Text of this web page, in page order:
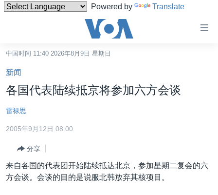
Powered by Translate
碍
链
接
转
内
转
到
台湾
港澳
国际
最新国际新闻
分类新闻
中国时间 11:40 2026年8月9日 星期日
新闻
各国代表陆续抵京将参加六方会谈
雷禄思
2005年9月12日 08:00
分享
来自各国的代表团开始陆续抵达北京，参加星期二复会的六
方会谈。会谈的目的是说服北韩放弃其核项目。